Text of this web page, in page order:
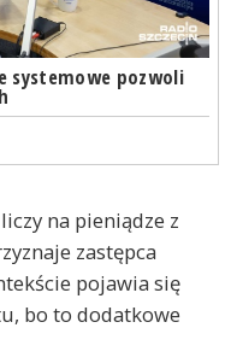
systemowe pozwoli
na pieniądze z
zastępca
pojawia się
bo to dodatkowe